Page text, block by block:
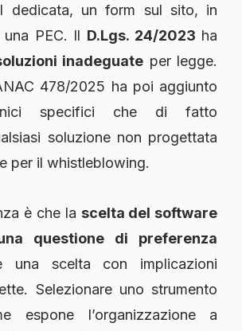
dedicata, un form sul sito, in
PEC. Il D.Lgs. 24/2023 ha
inadeguate per legge.
478/2025 ha poi aggiunto
specifici che di fatto
soluzione non progettata
per il whistleblowing.
è che la scelta del software
questione di preferenza
una scelta con implicazioni
Selezionare uno strumento
espone l’organizzazione a